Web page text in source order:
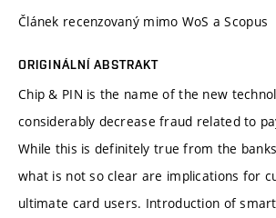
Článek recenzovaný mimo WoS a Scopus
ORIGINÁLNÍ ABSTRAKT
Chip & PIN is the name of the new
considerably decrease fraud related to
While this is definitely true from the
what is not so clear are implications for
ultimate card users. Introduction of